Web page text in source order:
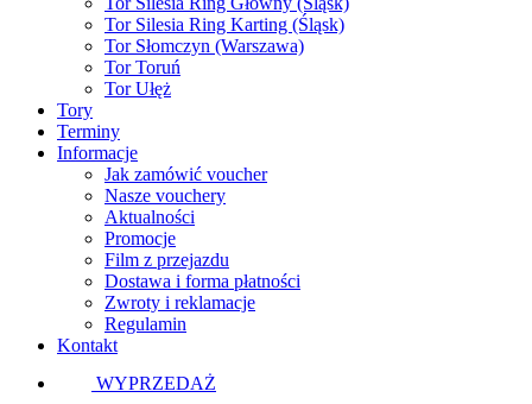
Tor Silesia Ring Karting (Śląsk)
Tor Słomczyn (Warszawa)
Tor Toruń
Tor Ułęż
Tory
Terminy
Informacje
Jak zamówić voucher
Nasze vouchery
Aktualności
Promocje
Film z przejazdu
Dostawa i forma płatności
Zwroty i reklamacje
Regulamin
Kontakt
WYPRZEDAŻ